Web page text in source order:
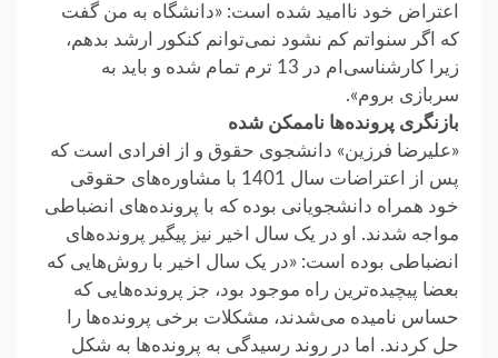
اعتراض خود ناامید شده است: «دانشگاه به من گفت
که اگر سنواتم کم نشود نمی‌توانم کنکور ارشد بدهم،
زیرا کارشناسی‌ام در 13 ترم تمام شده و باید به
سربازی بروم».
بازنگری پرونده‌ها ناممکن شده
«علیرضا فرزین» دانشجوی حقوق و از افرادی‌ است که
پس از اعتراضات سال 1401 با مشاوره‌های حقوقی
خود همراه دانشجویانی بوده که با پرونده‌های انضباطی
مواجه شدند. او در یک سال اخیر نیز پیگیر پرونده‌های
انضباطی بوده است: «در یک‌ سال اخیر با روش‌هایی که
بعضا پیچیده‌ترین راه موجود بود، جز پرونده‌هایی که
حساس نامیده می‌شدند، مشکلات برخی پرونده‌ها را
حل کردند. اما در روند رسیدگی به پرونده‌ها به شکل